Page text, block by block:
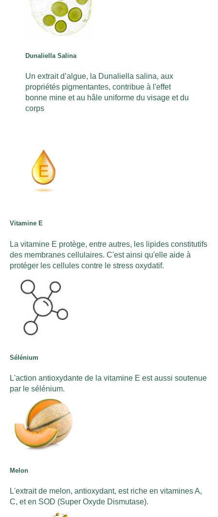
Dunaliella Salina
Un extrait d’algue, la Dunaliella salina, aux
propriétés pigmentantes, contribue à l'effet
bonne mine et au hâle uniforme du visage et du
corps
Vitamine E
La vitamine E protège, entre autres, les lipides constitutifs
des membranes cellulaires. C'est ainsi qu'elle aide à
protéger les cellules contre le stress oxydatif.
Sélénium
L'action antioxydante de la vitamine E est aussi soutenue
par le sélénium.
Melon
L'extrait de melon, antioxydant, est riche en vitamines A,
C, et en SOD (Super Oxyde Dismutase).